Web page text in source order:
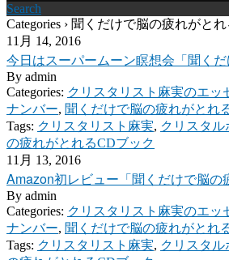
Search
Categories › 聞くだけで脳の疲れがと
11月 14, 2016
今日はスーパームーン瞑想会「聞く
By admin
Categories: クリスタリスト麻実のエッ
ナンバー, 聞くだけで脳の疲れがとれ
Tags: クリスタリスト麻実, クリスタル
の疲れがとれるCDブック
11月 13, 2016
Amazon初レビュー「聞くだけで脳
By admin
Categories: クリスタリスト麻実のエッ
ナンバー, 聞くだけで脳の疲れがとれ
Tags: クリスタリスト麻実, クリスタル